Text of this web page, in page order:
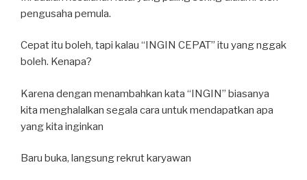
pengusaha pemula.
Cepat itu boleh, tapi kalau “INGIN CEPAT” itu yang nggak
boleh. Kenapa?
Karena dengan menambahkan kata “INGIN” biasanya
kita menghalalkan segala cara untuk mendapatkan apa
yang kita inginkan
Baru buka, langsung rekrut karyawan